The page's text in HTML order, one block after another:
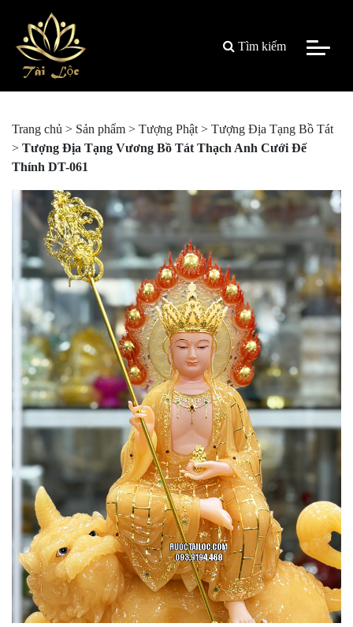
Tìm kiếm
Trang chủ > Sản phẩm > Tượng Phật > Tượng Địa Tạng Bồ Tát
> Tượng Địa Tạng Vương Bồ Tát Thạch Anh Cưới Đế
Thính DT-061